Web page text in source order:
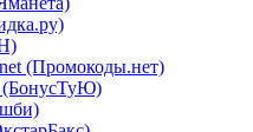
(Промокоды.нет)
(БонусТуЮ)